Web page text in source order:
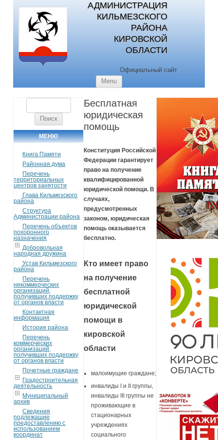
АДМИНИСТРАЦИЯ
КИЛЬМЕЗСКОГО
РАЙОНА
КИРОВСКОЙ
ОБЛАСТИ
Официальный сайт
Menu
МЕНЮ
Книга Памяти
Районная дума
Перечень
территориальных
центров занятости
Глава Кильмезского
района
Структура
Администрации района
Перечень объектов
похоронного
назначения
Добровольная
народная дружина
Устав Кильмезского
района
Перечень
некоммерческих
организаций,
получивших поддержку
от органов власти
Контактная
информация
История района
Перечень
коммерческих
организаций,
получивших поддержку
от органов власти
Почетные граждане
Градостроительная
деятельность
Муниципальный
архив
Сведения
подлежащие
предоставлению с
использованием
координат
Бесплатная
юридическая
помощь
Конституция Российской
Федерации гарантирует
право на получение
квалифицированной
юридической помощи. В
случаях,
предусмотренных
законом, юридическая
помощь оказывается
бесплатно.
Кто имеет право
на получение
бесплатной
юридической
помощи в
кировской
области
малоимущие граждане;
инвалиды I и II группы,
инвалиды III группы не
проживающие в
стационарных
учреждениях
социального